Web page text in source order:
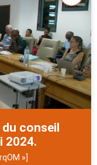
conseil
2024.
»]